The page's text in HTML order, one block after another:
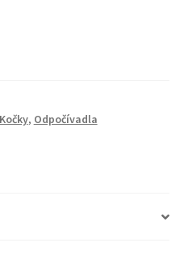
Italské holistic krmivo
Kočky, Odpočívadla